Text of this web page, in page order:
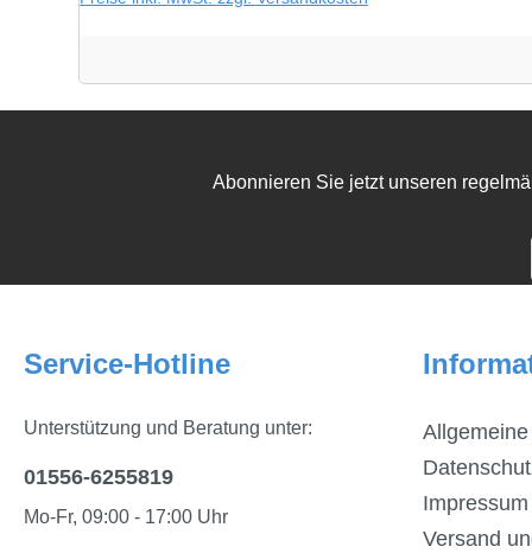
Abonnieren Sie jetzt unseren
Service-Hotline
Unterstützung und Beratung unter:
01556-6255819
Mo-Fr, 09:00 - 17:00 Uhr
Impressum
Versand